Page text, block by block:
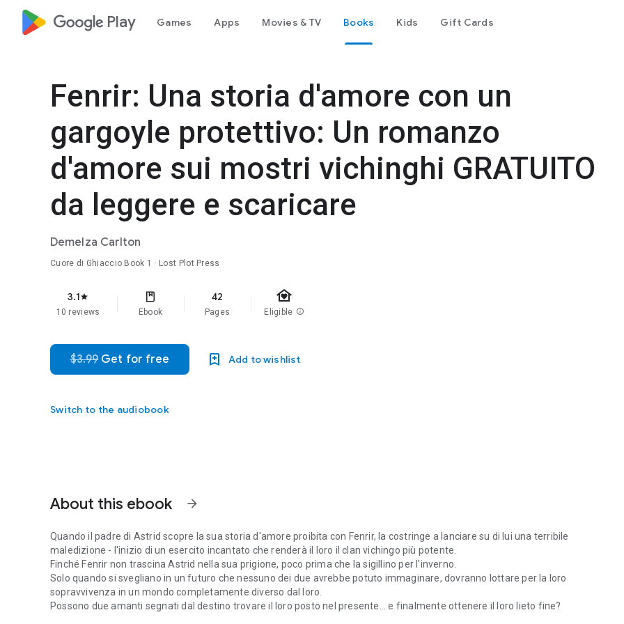
google_logo Play Games Apps Movies & TV Books Kids Gift Cards
Fenrir: Una storia d'amore con un
gargoyle protettivo: Un romanzo
d'amore sui mostri vichinghi GRATUITO
da leggere e scaricare
Demelza Carlton
Cuore di Ghiaccio Book 1 · Lost Plot Press
3.1star
10 reviews Ebook
42
Pages
family_home
Eligible info
$3.99 Get for free Add to wishlist
Switch to the audiobook
About this ebook arrow_forward
Quando il padre di Astrid scopre la sua storia d'amore proibita con Fenrir, la costringe a lanciare su di lui una terribile
maledizione - l'inizio di un esercito incantato che renderà il loro il clan vichingo più potente.
Finché Fenrir non trascina Astrid nella sua prigione, poco prima che la sigillino per l'inverno.
Solo quando si svegliano in un futuro che nessuno dei due avrebbe potuto immaginare, dovranno lottare per la loro
sopravvivenza in un mondo completamente diverso dal loro.
Possono due amanti segnati dal destino trovare il loro posto nel presente... e finalmente ottenere il loro lieto fine?
Quando il padre di Astrid scopre la sua storia d'amore proibita con Fenrir, la costringe a lanciare su di lui una terribile